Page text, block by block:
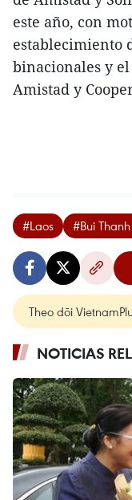
este año, con
establecimiento
binacionales y
Amistad y
#Laos #Bui
Theo dõi
NOTICIAS